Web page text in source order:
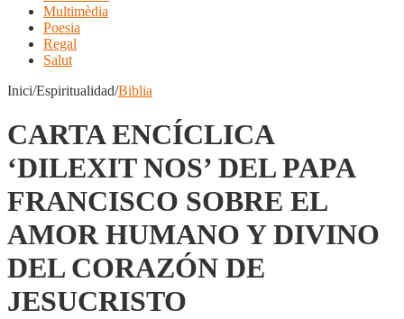
Multimèdia
Poesia
Regal
Salut
Inici/Espiritualidad/Biblia
CARTA ENCÍCLICA
‘DILEXIT NOS’ DEL PAPA
FRANCISCO SOBRE EL
AMOR HUMANO Y DIVINO
DEL CORAZÓN DE
JESUCRISTO